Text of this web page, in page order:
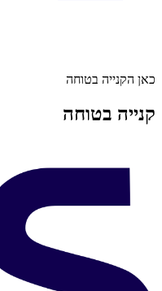
כאן הקנייה בטוחה
קנייה בטוחה